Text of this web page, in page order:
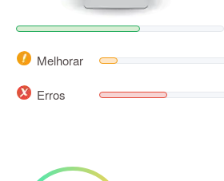
Melhorar
Erros